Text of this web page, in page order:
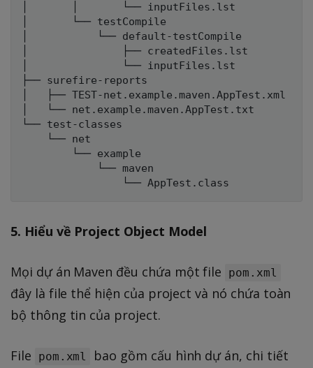
│       │       └── inputFiles.lst
│       └── testCompile
│           └── default-testCompile
│               ├── createdFiles.lst
│               └── inputFiles.lst
├── surefire-reports
│   ├── TEST-net.example.maven.AppTest.xml
│   └── net.example.maven.AppTest.txt
└── test-classes
    └── net
        └── example
            └── maven
5. Hiểu về Project Object Model
Mọi dự án Maven đều chứa một file pom.xml
đây là file thể hiện của project và nó chứa toàn
bộ thông tin của project.
File pom.xml
bao gồm cấu hình dự án, chi tiết